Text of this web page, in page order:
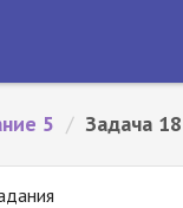
5 / Задача 18